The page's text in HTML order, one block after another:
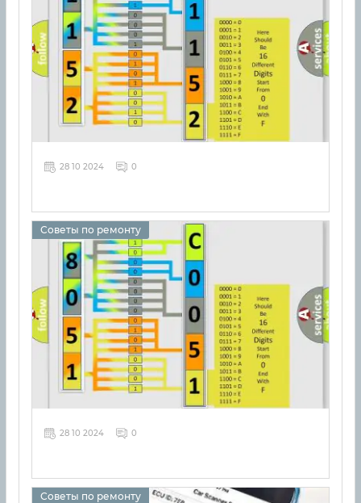
28 10 2024 0
Советы по ремонту
28 10 2024 0
Советы по ремонту